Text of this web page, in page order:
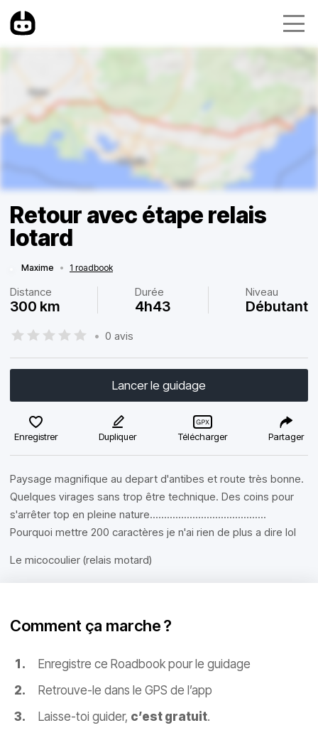
Retour avec étape relais
lotard
Maxime • 1 roadbook
Distance
300 km
Durée
4h43
Niveau
Débutant
• 0 avis
Lancer le guidage
Enregistrer Dupliquer Télécharger Partager
Paysage magnifique au depart d'antibes et route très bonne.
Quelques virages sans trop être technique. Des coins pour
s'arrêter top en pleine nature.........................................
Pourquoi mettre 200 caractères je n'ai rien de plus a dire lol
Le micocoulier (relais motard)
Comment ça marche ?
Enregistre ce Roadbook pour le guidage
Retrouve-le dans le GPS de l’app
Laisse-toi guider, c’est gratuit.